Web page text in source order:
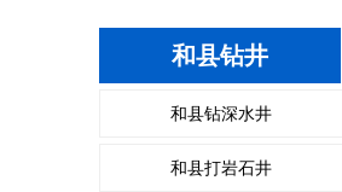
和县钻井
和县钻深水井
和县打岩石井